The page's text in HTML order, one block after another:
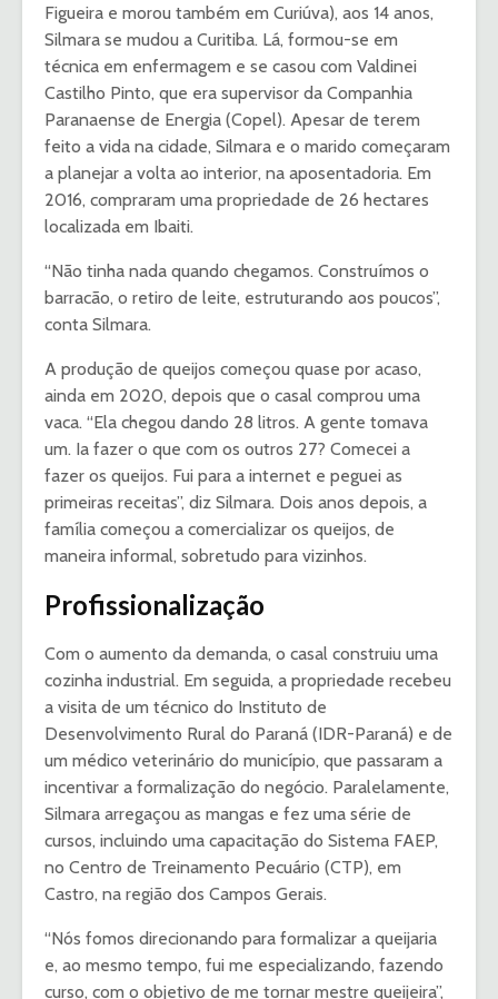
Figueira e morou também em Curiúva), aos 14 anos,
Silmara se mudou a Curitiba. Lá, formou-se em
técnica em enfermagem e se casou com Valdinei
Castilho Pinto, que era supervisor da Companhia
Paranaense de Energia (Copel). Apesar de terem
feito a vida na cidade, Silmara e o marido começaram
a planejar a volta ao interior, na aposentadoria. Em
2016, compraram uma propriedade de 26 hectares
localizada em Ibaiti.
“Não tinha nada quando chegamos. Construímos o
barracão, o retiro de leite, estruturando aos poucos”,
conta Silmara.
A produção de queijos começou quase por acaso,
ainda em 2020, depois que o casal comprou uma
vaca. “Ela chegou dando 28 litros. A gente tomava
um. Ia fazer o que com os outros 27? Comecei a
fazer os queijos. Fui para a internet e peguei as
primeiras receitas”, diz Silmara. Dois anos depois, a
família começou a comercializar os queijos, de
maneira informal, sobretudo para vizinhos.
Profissionalização
Com o aumento da demanda, o casal construiu uma
cozinha industrial. Em seguida, a propriedade recebeu
a visita de um técnico do Instituto de
Desenvolvimento Rural do Paraná (IDR-Paraná) e de
um médico veterinário do município, que passaram a
incentivar a formalização do negócio. Paralelamente,
Silmara arregaçou as mangas e fez uma série de
cursos, incluindo uma capacitação do Sistema FAEP,
no Centro de Treinamento Pecuário (CTP), em
Castro, na região dos Campos Gerais.
“Nós fomos direcionando para formalizar a queijaria
e, ao mesmo tempo, fui me especializando, fazendo
curso, com o objetivo de me tornar mestre queijeira”,